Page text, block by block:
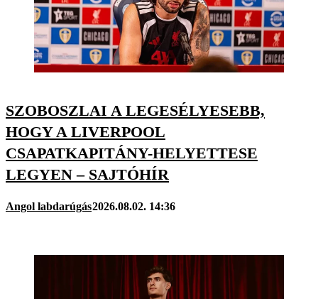
SZOBOSZLAI A LEGESÉLYESEBB,
HOGY A LIVERPOOL
CSAPATKAPITÁNY-HELYETTESE
LEGYEN – SAJTÓHÍR
Angol labdarúgás2026.08.02. 14:36